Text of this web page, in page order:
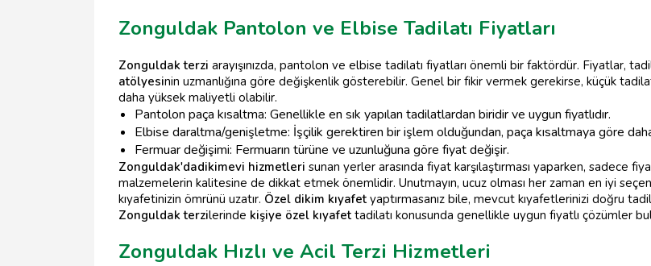
Zonguldak Pantolon ve Elbise Tadilatı Fiyatları
Zonguldak terzi arayışınızda, pantolon ve elbise tadilatı fiyatları önemli bir faktördür. Fiyatlar,
atölyesinin uzmanlığına göre değişkenlik gösterebilir. Genel bir fikir vermek gerekirse, küçük
daha yüksek maliyetli olabilir.
Pantolon paça kısaltma: Genellikle en sık yapılan tadilatlardan biridir ve uygun fiyatlıdır.
Elbise daraltma/genişletme: İşçilik gerektiren bir işlem olduğundan, paça kısaltmaya göre
Fermuar değişimi: Fermuarın türüne ve uzunluğuna göre fiyat değişir.
Zonguldak'dadikimevi hizmetleri sunan yerler arasında fiyat karşılaştırması yaparken, sadece
malzemelerin kalitesine de dikkat etmek önemlidir. Unutmayın, ucuz olması her zaman en iyi
kıyafetinizin ömrünü uzatır. Özel dikim kıyafet yaptırmasanız bile, mevcut kıyafetlerinizi doğru
Zonguldak terzilerinde kişiye özel kıyafet tadilatı konusunda genellikle uygun fiyatlı çözümler
Zonguldak Hızlı ve Acil Terzi Hizmetleri